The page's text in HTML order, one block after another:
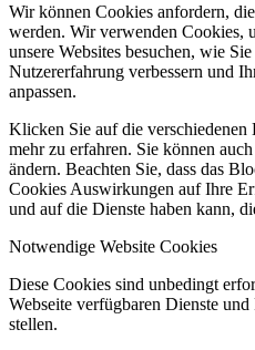
Wir können Cookies anfordern,
werden. Wir verwenden Cookies,
unsere Websites besuchen, wie
Nutzererfahrung verbessern und
anpassen.
Klicken Sie auf die
mehr zu erfahren. Sie können
ändern. Beachten Sie, dass das
Cookies Auswirkungen auf Ihre
und auf die Dienste haben kann,
Notwendige Website Cookies
Diese Cookies sind unbedingt
Webseite verfügbaren Dienste
stellen.